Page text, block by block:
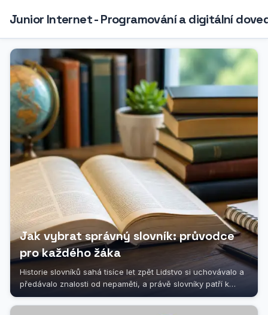
Junior Internet - Programování a digitální
Jak vybrat správný slovník: průvodce
pro každého žáka
Historie slovníků sahá tisíce let zpět Lidstvo si uchovávalo a
předávalo znalosti od nepaměti, a právě slovníky patří k
nejstarším...